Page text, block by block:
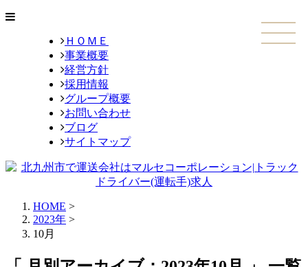
ＨＯＭＥ
事業概要
経営方針
採用情報
グループ概要
お問い合わせ
ブログ
サイトマップ
HOME >
2023年 >
10月